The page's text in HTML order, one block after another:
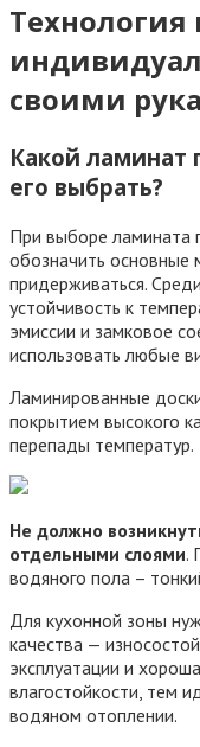
своими
Какой ламинат
его выбрать?
При выборе ламината
обозначить основные
придерживаться.
устойчивость к
эмиссии и замковое
использовать любые
Ламинированные
покрытием высокого
перепады температур.
Не должно
отдельными слоями.
водяного пола –
Для кухонной зоны
качества —
эксплуатации и
влагостойкости, тем
водяном отоплении.